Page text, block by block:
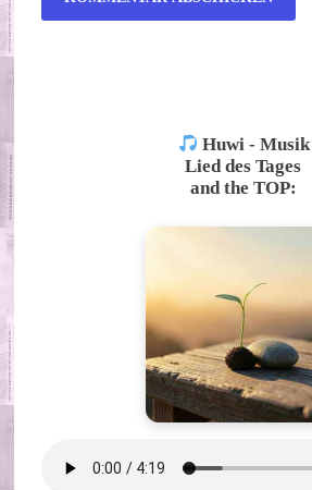
Huwi - Musik
Lied des Tages
and the TOP: